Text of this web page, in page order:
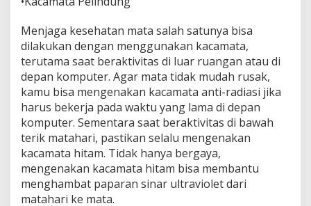
Menjaga kesehatan mata salah satunya bisa
dilakukan dengan menggunakan kacamata,
terutama saat beraktivitas di luar ruangan atau di
depan komputer. Agar mata tidak mudah rusak,
kamu bisa mengenakan kacamata anti-radiasi jika
harus bekerja pada waktu yang lama di depan
komputer. Sementara saat beraktivitas di bawah
terik matahari, pastikan selalu mengenakan
kacamata hitam. Tidak hanya bergaya,
mengenakan kacamata hitam bisa membantu
menghambat paparan sinar ultraviolet dari
matahari ke mata.